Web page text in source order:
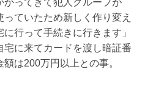
ってきて犯人グループが
っていたため新しく作り変え
行って手続きに行きます」
に来てカードを渡し暗証番
は200万円以上との事。